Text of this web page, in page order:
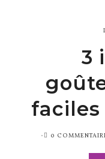
3
faciles
PUBLIÉ
0